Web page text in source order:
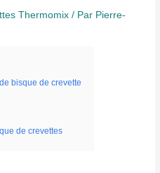
Thermomix / Par Pierre-
bisque de crevette
de crevettes